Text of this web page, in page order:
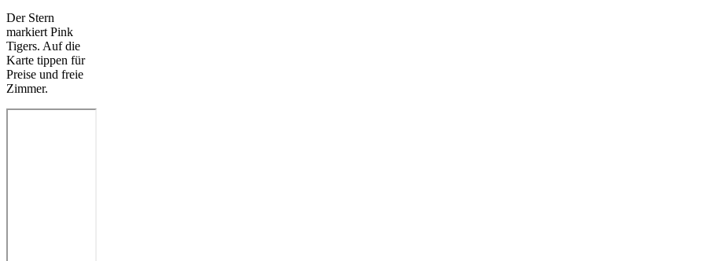
Der Stern
markiert Pink
Tigers. Auf die
Karte tippen für
Preise und freie
Zimmer.